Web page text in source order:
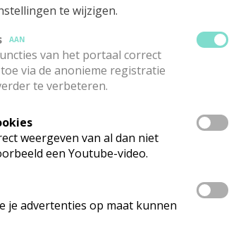
te wijzigen.
AAN
van het portaal correct
via de anonieme registratie
te verbeteren.
weergeven van al dan niet
een Youtube-video.
je advertenties op maat kunnen